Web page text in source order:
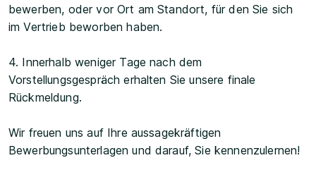
bewerben, oder vor Ort am Standort, für den Sie sich
im Vertrieb beworben haben.
4. Innerhalb weniger Tage nach dem
Vorstellungsgespräch erhalten Sie unsere finale
Rückmeldung.
Wir freuen uns auf Ihre aussagekräftigen
Bewerbungsunterlagen und darauf, Sie kennenzulernen!